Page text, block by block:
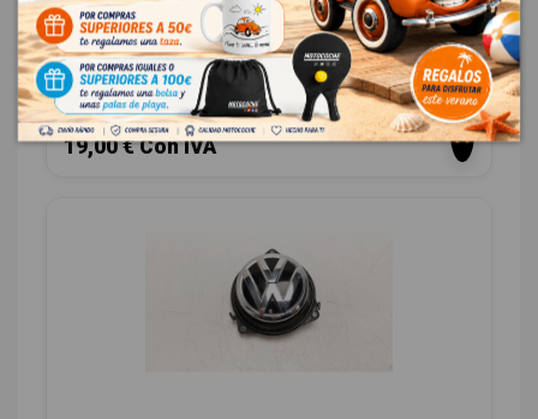
VOLKSWAGEN PASSAT VARIANT (3G5) 1.6 TDI DPF
OEM:3G9827550B
ID:1105891
15,70 € Sin IVA
19,00 € Con IVA